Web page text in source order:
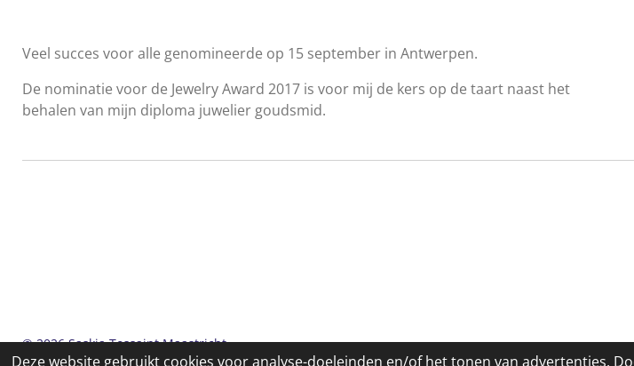
Deze website gebruikt cookies voor analyse-doeleinden en/of het tonen van advertenties.
Veel succes voor alle genomineerde op 15 september in Antwerpen.
De nominatie voor de Jewelry Award 2017 is voor mij de kers op de taart naast het
behalen van mijn diploma juwelier goudsmid.
© 2026 Saskia Tossaint Maastricht